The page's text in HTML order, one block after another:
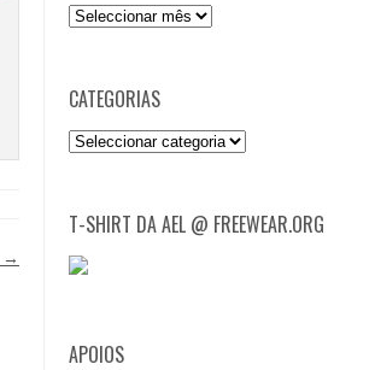
→
Arquivo
CATEGORIAS
Categorias
T-SHIRT DA AEL @ FREEWEAR.ORG
APOIOS